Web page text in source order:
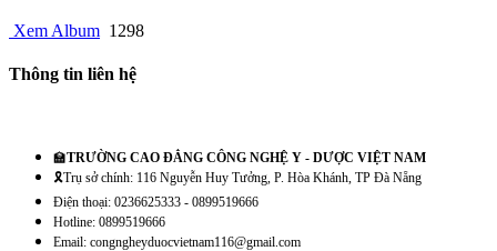
Xem Album 1298
Thông tin liên hệ
🏫TRƯỜNG CAO ĐẲNG CÔNG NGHỆ Y - DƯỢC VIỆT NAM
🎗️Trụ sở chính: 116 Nguyễn Huy Tưởng, P. Hòa Khánh, TP Đà Nẵng
Điện thoại: 0236625333 - 0899519666
Hotline: 0899519666
Email: congngheyduocvietnam116@gmail.com